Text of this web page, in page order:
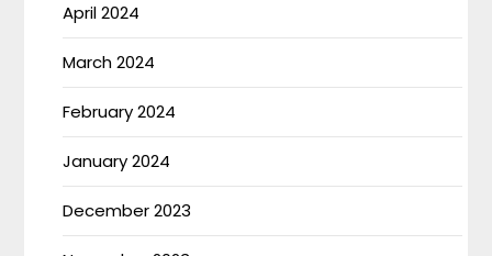
April 2024
March 2024
February 2024
January 2024
December 2023